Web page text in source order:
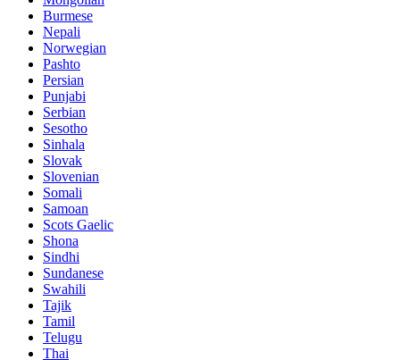
Burmese
Nepali
Norwegian
Pashto
Persian
Punjabi
Serbian
Sesotho
Sinhala
Slovak
Slovenian
Somali
Samoan
Scots Gaelic
Shona
Sindhi
Sundanese
Swahili
Tajik
Tamil
Telugu
Thai